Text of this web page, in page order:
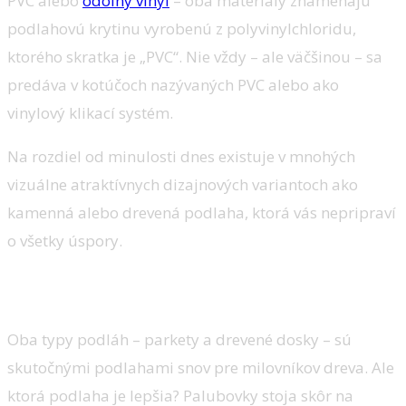
podlahovú krytinu vyrobenú z polyvinylchloridu,
ktorého skratka je „PVC“. Nie vždy – ale väčšinou – sa
predáva v kotúčoch nazývaných PVC alebo ako
vinylový klikací systém.
Na rozdiel od minulosti dnes existuje v mnohých
vizuálne atraktívnych dizajnových variantoch ako
kamenná alebo drevená podlaha, ktorá vás nepripraví
o všetky úspory.
Oba typy podláh – parkety a drevené dosky – sú
skutočnými podlahami snov pre milovníkov dreva. Ale
ktorá podlaha je lepšia? Palubovky stoja skôr na